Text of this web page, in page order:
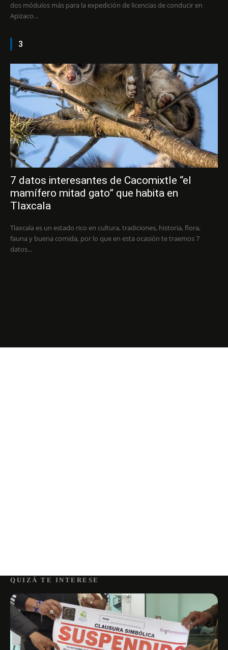
dos módulos más para la expedición de licencias de conducir en
Apizaco...
3
7 datos interesantes de Cacomixtle “el
mamífero mitad gato” que habita en
Tlaxcala
Tlaxcala es un estado rico en cultura, tradiciones, historia, flora,
fauna y buena comida, por lo que en esta ocasión te traemos 7
datos...
QUIZÁ TE INTERESE